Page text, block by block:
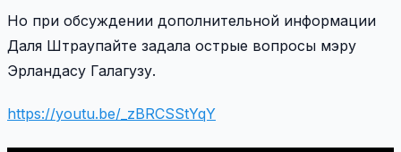
Но при обсуждении дополнительной информации
Даля Штраупайте задала острые вопросы мэру
Эрландасу Галагузу.
https://youtu.be/_zBRCSStYqY